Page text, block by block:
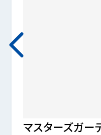
マスターズガー